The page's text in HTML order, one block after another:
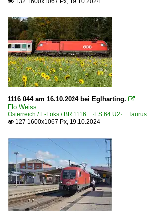
 132 1600x1067 Px, 19.10.2024
1116 044 am 16.10.2024 bei Eglharting. 
Flo Weiss
Österreich / E-Loks / BR 1116 ·ES 64 U2· Taurus
 127 1600x1067 Px, 19.10.2024